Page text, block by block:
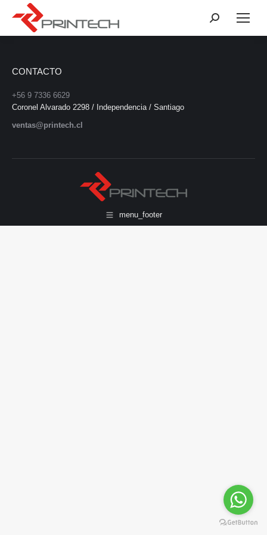
Buscar:
CONTACTO
+56 9 7336 6629
Coronel Alvarado 2298 / Independencia / Santiago
ventas@printech.cl
menu_footer